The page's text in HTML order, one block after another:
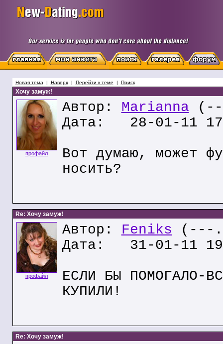
Новая тема | Наверх| Перейти к теме | Поиск
Хочу замуж!
профайл
Автор: Marianna
Дата: 28-01-11
Вот думаю, может
носить?
Re: Хочу замуж!
профайл
Автор: Feniks (---
Дата: 31-01-11
EСЛИ БЫ ПОМОГАЛО-
КУПИЛИ!
Re: Хочу замуж!